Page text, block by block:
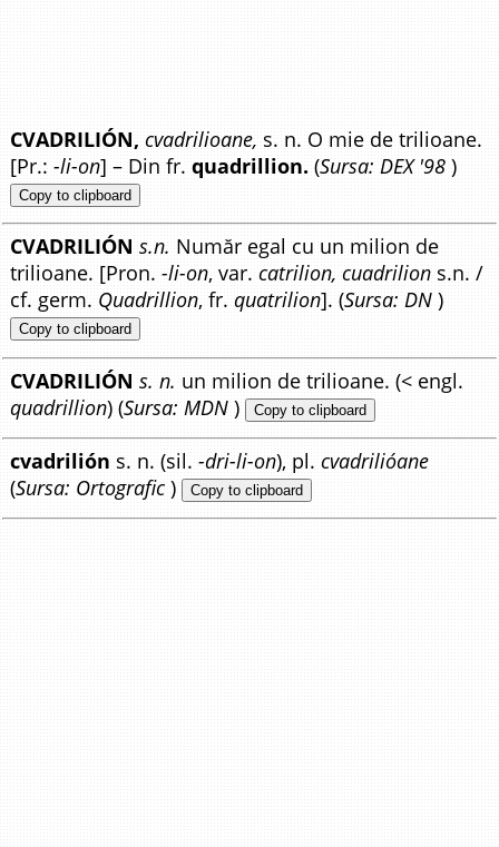
CVADRILIÓN, cvadrilioane, s. n. O mie de trilioane.
[Pr.:-li-on] – Din fr.quadrillion. (Sursa: DEX '98 )
Copy to clipboard
CVADRILIÓN s.n. Număr egal cu un milion de
trilioane. [Pron.-li-on, var.catrilion, cuadrilion s.n. /
cf. germ. Quadrillion, fr.quatrilion]. (Sursa: DN )
Copy to clipboard
CVADRILIÓN s. n. un milion de trilioane. (< engl.
quadrillion) (Sursa: MDN ) Copy to clipboard
cvadrilión s. n. (sil.-dri-li-on), pl.cvadrilióane
(Sursa: Ortografic ) Copy to clipboard